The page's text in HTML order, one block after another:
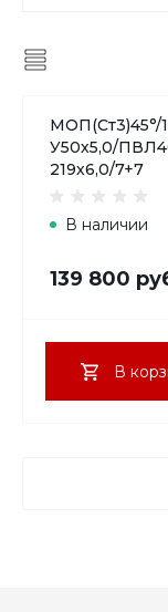
У50х5,0/
219х6,0/7+7
В наличии
139 800
В